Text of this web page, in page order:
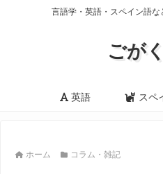
言語学・英語・スペイン語
ごが
英語 スペ
ホーム コラム・雑記